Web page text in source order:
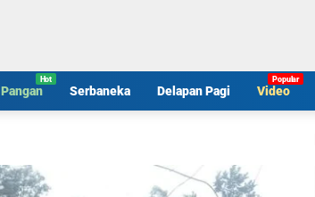
Pangan Serbaneka Delapan Pagi Video